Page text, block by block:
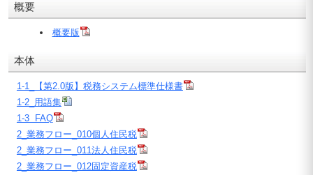
概要
概要版
本体
1-1_【第2.0版】税務システム標準仕様書
1-2_用語集
1-3 FAQ
2_業務フロー_010個人住民税
2_業務フロー_011法人住民税
2_業務フロー_012固定資産税